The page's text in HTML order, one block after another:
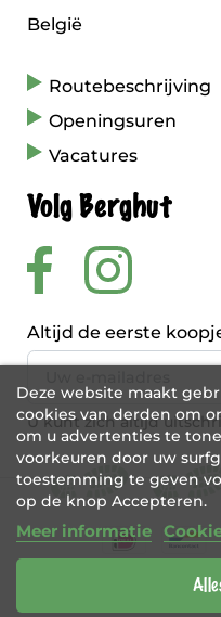
België
Routebeschrijving
Openingsuren
Vacatures
Volg Berghut
Altijd de eerste
U kunt zich altijd
Deze website maakt
cookies van derden om
om u advertenties te
voorkeuren door uw
toestemming te geven
op de knop Accepteren.
Meer informatie
BE